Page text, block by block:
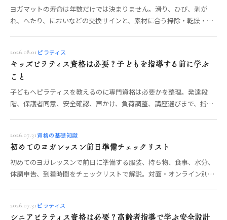
ヨガマットの寿命は年数だけでは決まりません。滑り、ひび、剥が
れ、へたり、においなどの交換サインと、素材に合う掃除・乾燥・保
2026.08.01 ピラティス
キッズピラティス資格は必要？子どもを指導する前に学ぶ
こと
子どもへピラティスを教えるのに専門資格は必要かを整理。発達段
階、保護者同意、安全確認、声かけ、負荷調整、講座選びまで、指導
2026.07.31 資格の基礎知識
初めてのヨガレッスン前日準備チェックリスト
初めてのヨガレッスンで前日に準備する服装、持ち物、食事、水分、
体調申告、到着時間をチェックリストで解説。対面・オンライン別の
2026.07.31 ピラティス
シニアピラティス資格は必要？高齢者指導で学ぶ安全設計